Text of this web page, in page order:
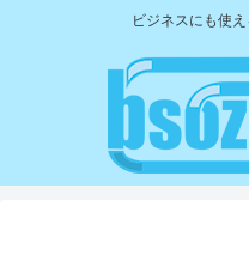
ビジネスにも使